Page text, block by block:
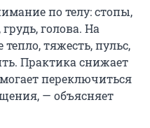
по телу: стопы,
голова. На
тяжесть, пульс,
Практика снижает
переключиться
— объясняет